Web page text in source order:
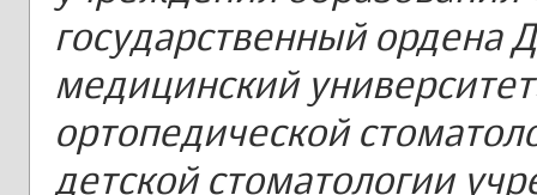
государственный ордена
медицинский
ортопедической
детской стоматологии